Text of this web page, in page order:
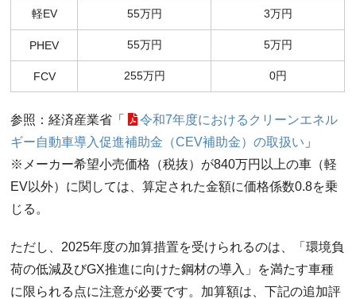
軽EV 55万円 3万円
PHEV 55万円 5万円
FCV 255万円 0円
参照：経済産業省「
令和7年度におけるクリーンエネル
ギー⾃動⾞導⼊促進補助⾦（CEV補助⾦）の取扱い 」
※メーカー希望小売価格（税抜）が840万円以上の車（軽
EV以外）に関しては、算定された金額に価格係数0.8を乗
じる。
ただし、2025年度の加算措置を受けられるのは、「環境負
荷の低減及びGX推進に向けた鋼材の導入」を満たす車種
に限られる点に注意が必要です。加算額は、下記の追加評